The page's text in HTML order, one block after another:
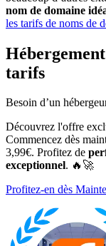
nom de domaine
les tarifs de noms de
tarifs
Besoin d’un
Découvrez l'offre
Commencez dès
3,99€. Profitez de
exceptionnel. 🔥🚀
Profitez-en dès